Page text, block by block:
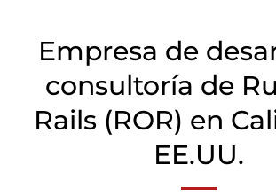
Empresa de
consultoría de
Rails (ROR) en
EE.UU.